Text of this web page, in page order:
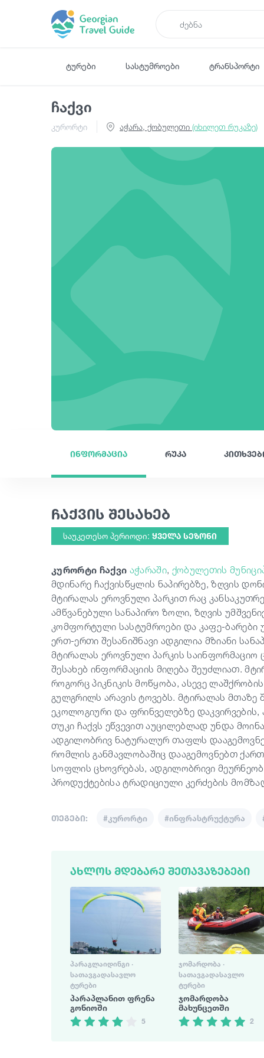
ტურები სასტუმროები ტრანსპორტი
ჩაქვი
კურორტი აჭარა, ქობულეთი (იხილეთ რუკაზე)
ინფორმაცია რუკა
ჩაქვის შესახებ
საუკეთესო პერიოდი: ᲧᲕᲔᲚᲐ ᲡᲔᲖᲝᲜᲘ
კურორტი ჩაქვი აჭარაში, ქობულეთის
მდინარე ჩაქვისწყლის ნაპირებზე, ზღვის
მტირალას ეროვნული პარკით რაც
ამწვანებული სანაპირო ზოლი, ზღვის
კომფორტული სასტუმროები და კაფე-ბარები
ერთ-ერთი შესანიშნავი ადგილია მზიანი
მტირალას ეროვნული პარკის საინფორმაციო
შესახებ ინფორმაციის მიღება შეუძლიათ.
როგორც პიკნიკის მოწყობა, ასევე
გულგრილს არავის ტოვებს. მტირალას
ეკოლოგიური და ფრინველებზე დაკვირვების,
თუკი ჩაქვს ეწვევით აუცილებლად უნდა
ადგილობრივ ნატურალურ თაფლს
რომლის განმავლობაშიც დააგემოვნებთ
სოფლის ცხოვრებას, ადგილობრივი
პროდუქტებისა ტრადიციული კერძების
თეგები: #კურორტი #ინფრასტრუქტურა
ᲐᲮᲚᲝᲡ ᲛᲓᲔᲑᲐᲠᲔ ᲨᲔᲗᲐᲕᲐᲖᲔᲑᲔᲑᲘ
ᲞᲐᲠᲐᲒᲚᲐᲘᲓᲘᲜᲒᲘ ·
ᲡᲐᲗᲐᲕᲒᲐᲓᲐᲡᲐᲕᲚᲝ
ᲢᲣᲠᲔᲑᲘ
პარაპლანით ფრენა
გონიოში
5
ᲯᲝᲛᲐᲠᲓᲝᲑᲐ ·
ᲡᲐᲗᲐᲕᲒᲐᲓᲐᲡᲐᲕᲚᲝ
ᲢᲣᲠᲔᲑᲘ
ჯომარდობა
მახუნცეთში
2